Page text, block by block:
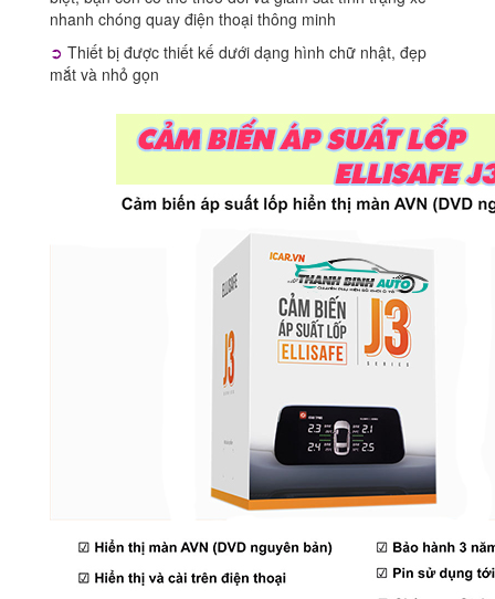
nhanh chóng quay điện thoại thông minh
➲ Thiết bị được thiết kế dưới dạng hình chữ nhật, đẹp
mắt và nhỏ gọn